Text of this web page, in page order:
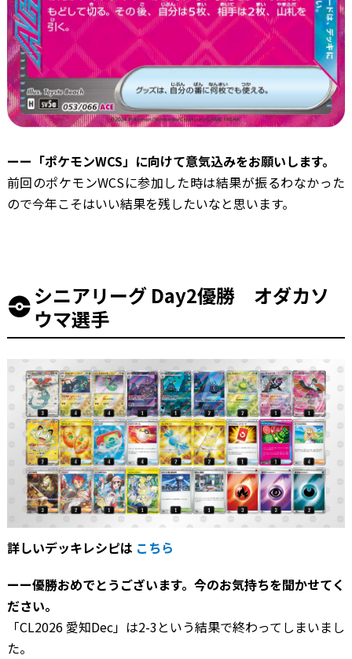
ーー「ポケモンWCS」に向けて意気込みをお願いします。
前回のポケモンWCSに参加した時は結果が振るわなかった
ので今年こそはいい結果を残したいなと思います。
シニアリーグ Day2優勝 オダカソ
ウマ選手
詳しいデッキレシピは こちら
ーー優勝おめでとうございます。今のお気持ちを聞かせてく
ださい。
「CL2026 愛知Dec」は2-3という結果で終わってしまいまし
た。